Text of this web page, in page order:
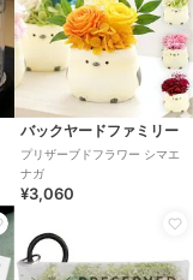
バックヤードファミリー
プリザーブドフラワー シマエ
ナガ
¥3,060